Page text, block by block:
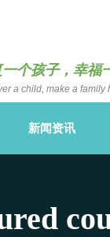
个孩子，幸福
a child, make a family
新闻资讯